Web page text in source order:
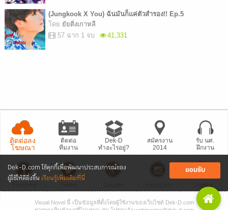
Dek-D.com ใช้คุกกี้เพื่อพัฒนาประสบการณ์ของ
ผู้ใช้ให้ดียิ่งขึ้น เรียนรู้เพิ่มเติมที่นี่
ยอมรับ
(Jungkook X You) ฉันมันก็แค่ตัวสำรอง!! Ep.5
โดย ยัยติ่งเกาหลี
57 ฉาก 1 จบ
41,331
ติดต่อลง
โฆษณา
ติดต่อ
ทีมงาน
Dek-D
ทำอะไรอยู่?
สมัครงาน
2014
รับ นศ.
ฝึกงาน
• แจ้งปัญหาเว็บไซต์ • Dek-D เป็นข่าว
• เที่ยวออฟฟิศ Dek-D
Visual Novel นี้ เป็นข้อมูลที่ตั้งโดยผู้ใช้งานของเว็บไซต์ Dek-D.com